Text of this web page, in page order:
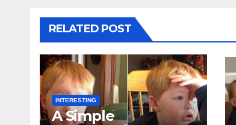
RELATED POST
INTERESTING
A Simple